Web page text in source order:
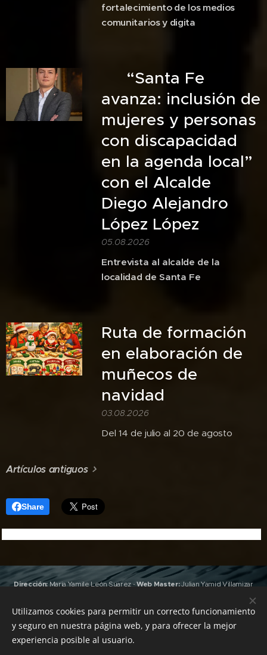
fortalecimiento de los medios
comunitarios y digita
🎙️ “Santa Fe
avanza: inclusión de
mujeres y personas
con discapacidad
en la agenda local”
con el Alcalde
Diego Alejandro
López López
05.08.2026
Entrevista al alcalde de la
localidad de Santa Fe
Ruta de formación
en elaboración de
muñecos de
navidad
03.08.2026
Del 14 de julio al 20 de agosto
Artículos antiguos
Share
Dirección: Maria Yamile León Suarez-Web Master:Julian Yamid Villamizar
León(RapKhemia)
Grabación y Masterización:
Emisora Urdimbre
Sky Heaven
Utilizamos cookies para permitir un correcto funcionamiento
y seguro en nuestra página web, y para ofrecer la mejor
experiencia posible al usuario.